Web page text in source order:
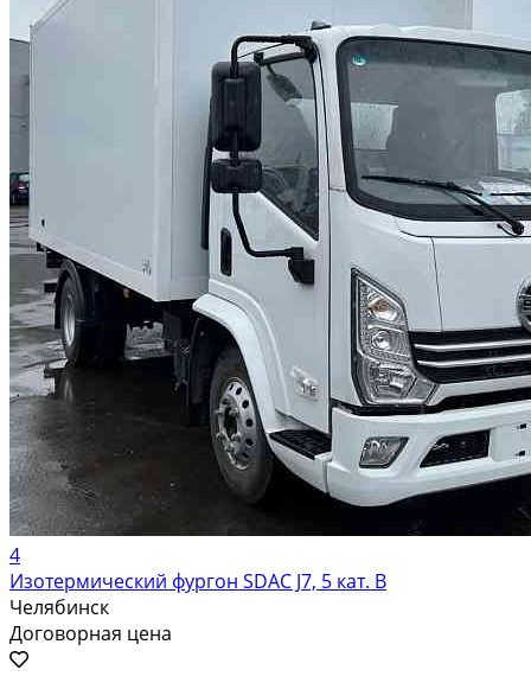
4
Изотермический фургон SDAC J7, 5 кат. В
Челябинск
Договорная цена